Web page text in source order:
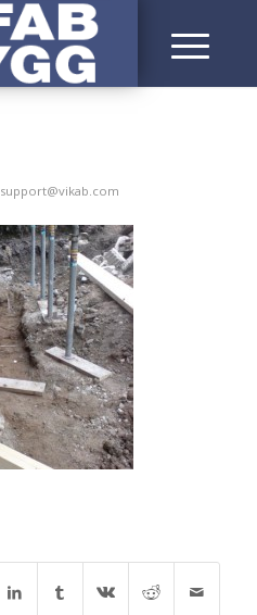
support@vikab.com